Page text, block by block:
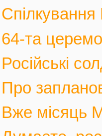
64-та
Російські
Про
Вже місяць